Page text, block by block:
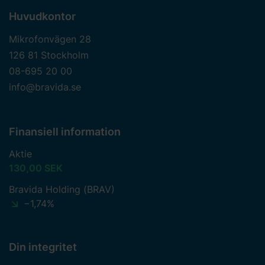
Huvudkontor
Mikrofonvägen 28
126 81 Stockholm
08-695 20 00
info@bravida.se
Finansiell information
Aktie
130,00 SEK
Bravida Holding (BRAV)
−1,74%
Din integritet